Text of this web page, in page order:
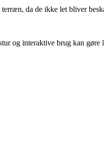
da de ikke let bliver
og interaktive brug kan